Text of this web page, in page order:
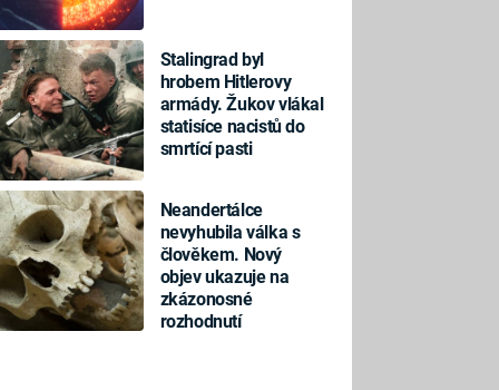
Stalingrad byl
hrobem Hitlerovy
armády. Žukov vlákal
statisíce nacistů do
smrtící pasti
Neandertálce
nevyhubila válka s
člověkem. Nový
objev ukazuje na
zkázonosné
rozhodnutí